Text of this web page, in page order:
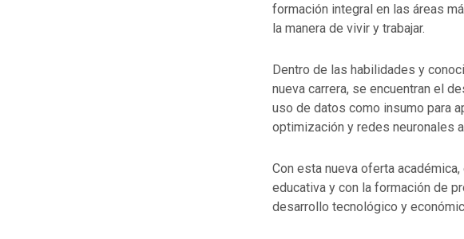
formación integral en las áreas
la manera de vivir y trabajar.
Dentro de las habilidades y
nueva carrera, se encuentran el
uso de datos como insumo para
optimización y redes neuronales
Con esta nueva oferta
educativa y con la formación de
desarrollo tecnológico y